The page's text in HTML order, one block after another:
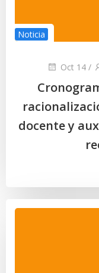
Noticia
Oct 14 /
docente y